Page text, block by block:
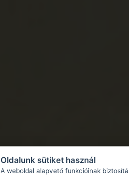
Oldalunk sütiket használ
A weboldal alapvető funkcióinak